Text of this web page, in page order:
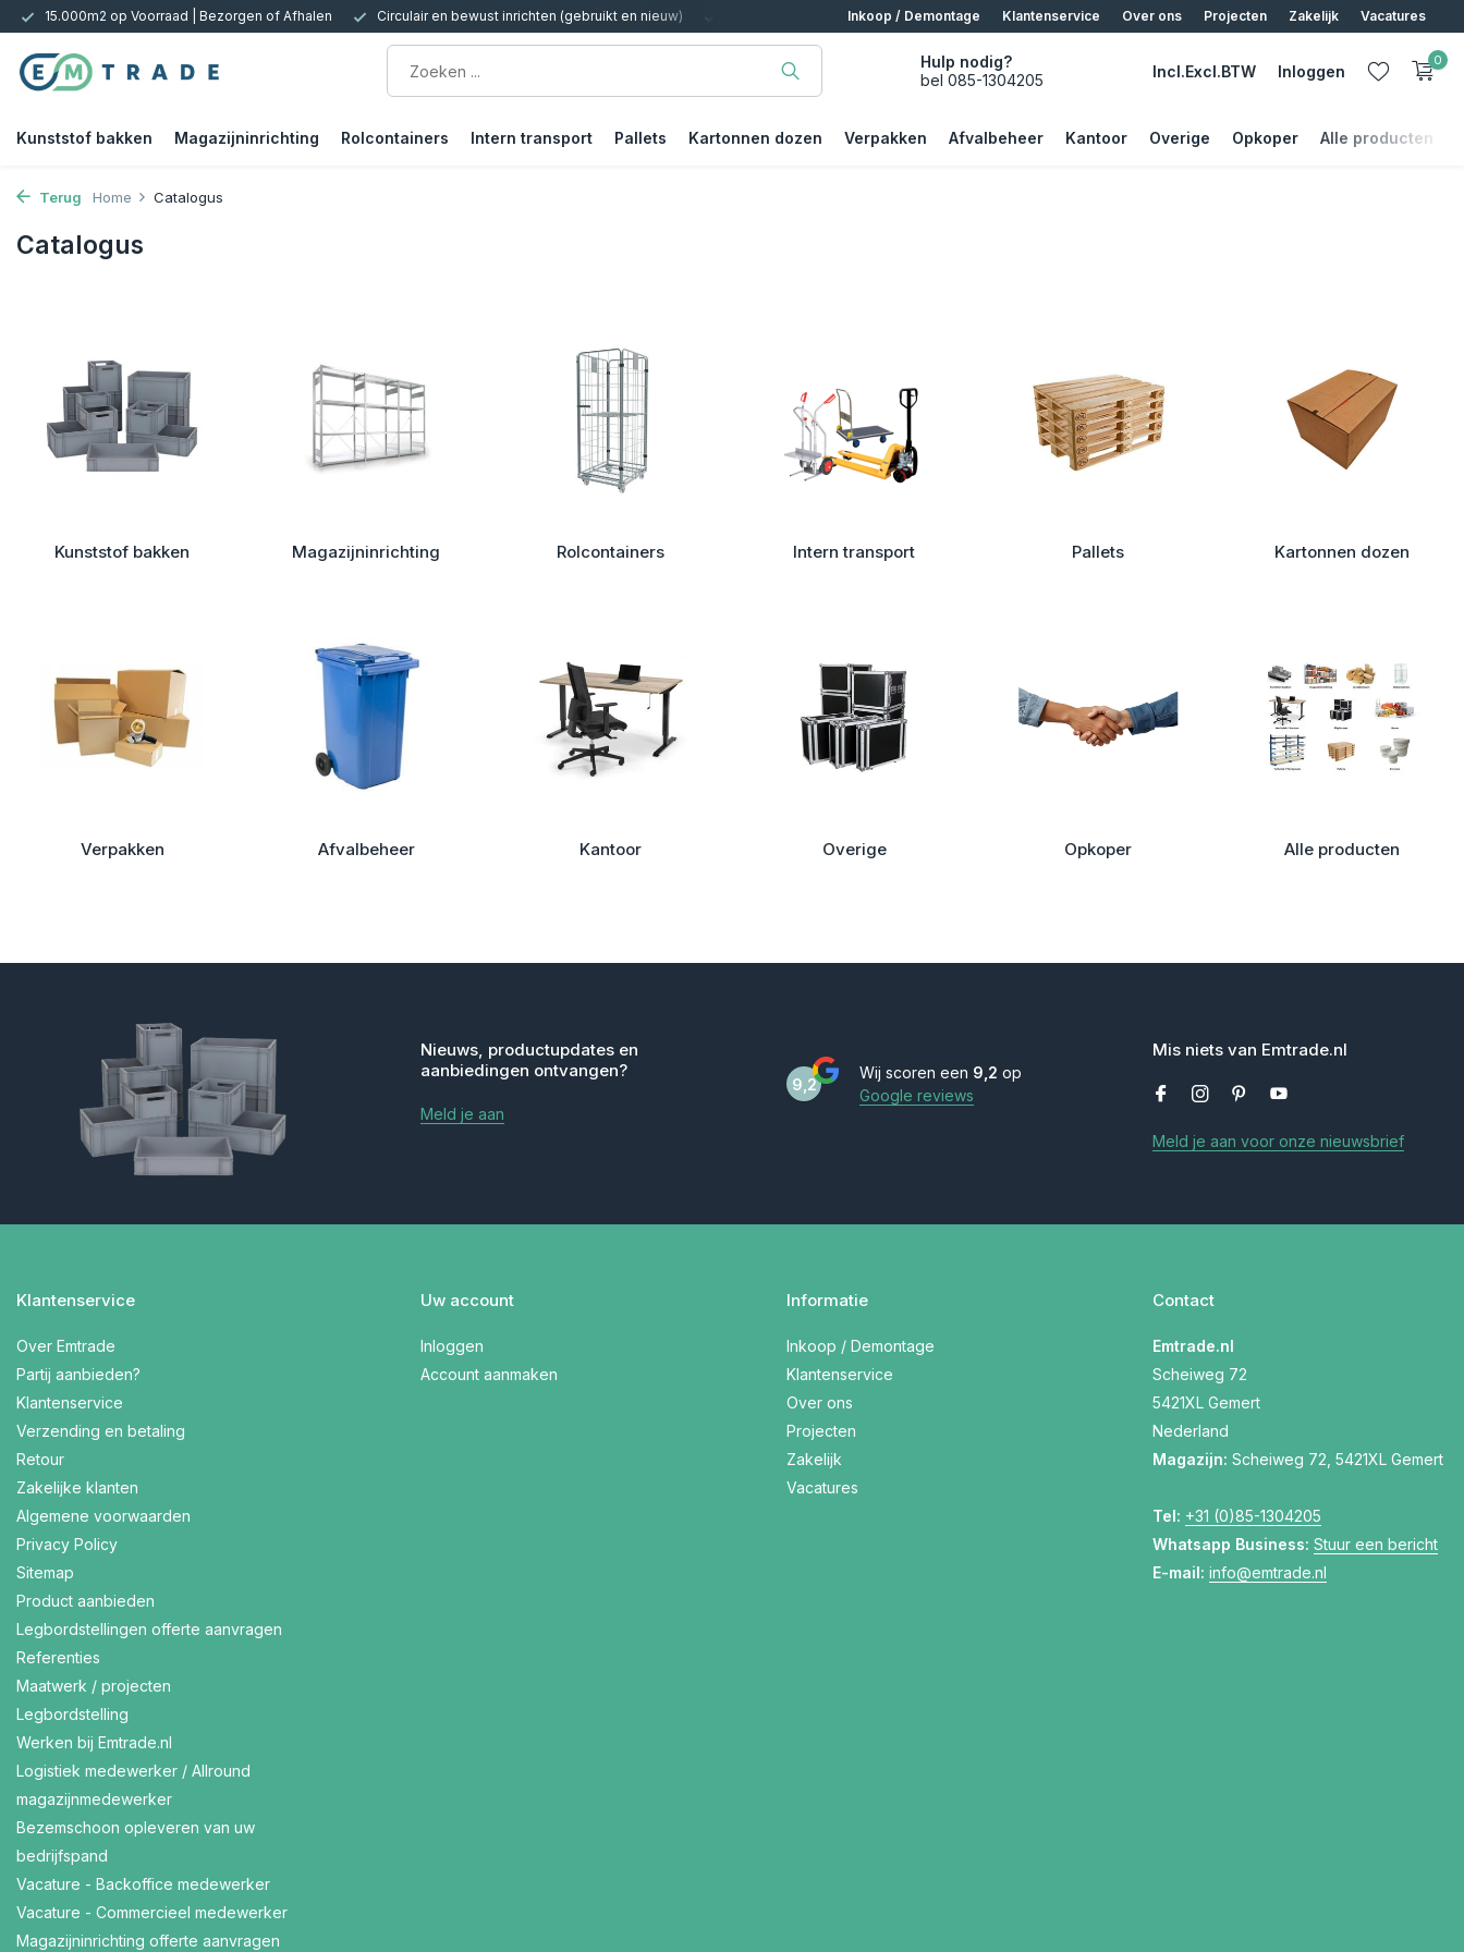
15.000m2 op Voorraad | Bezorgen of Afhalen Circulair en bewust inrichten (gebruikt en nieuw) Voor Magazijn, Kantoor, Bedrijf, Particulier
Inkoop / Demontage Klantenservice Over ons Projecten Zakelijk Vacatures
Hulp nodig?
bel 085-1304205
Incl.Excl.BTW Inloggen
0
Kunststof bakken Magazijninrichting Rolcontainers Intern transport Pallets Kartonnen dozen Verpakken Afvalbeheer Kantoor Overige Opkoper Alle producten
Terug Home Catalogus
Catalogus
Kunststof bakken Magazijninrichting Rolcontainers Intern transport Pallets Kartonnen dozen
Verpakken Afvalbeheer Kantoor Overige Opkoper Alle producten
Nieuws, productupdates en
aanbiedingen ontvangen?
Meld je aan
9,2
Wij scoren een 9,2 op
Google reviews
Mis niets van Emtrade.nl
Meld je aan voor onze nieuwsbrief
Klantenservice
Over Emtrade
Partij aanbieden?
Klantenservice
Verzending en betaling
Retour
Zakelijke klanten
Algemene voorwaarden
Privacy Policy
Sitemap
Product aanbieden
Legbordstellingen offerte aanvragen
Referenties
Maatwerk / projecten
Legbordstelling
Werken bij Emtrade.nl
Logistiek medewerker / Allround
magazijnmedewerker
Bezemschoon opleveren van uw
bedrijfspand
Vacature - Backoffice medewerker
Vacature - Commercieel medewerker
Magazijninrichting offerte aanvragen
Uw account
Inloggen
Account aanmaken
Informatie
Inkoop / Demontage
Klantenservice
Over ons
Projecten
Zakelijk
Vacatures
Contact
Emtrade.nl
Scheiweg 72
5421XL Gemert
Nederland
Magazijn: Scheiweg 72, 5421XL Gemert
Tel: +31 (0)85-1304205
Whatsapp Business: Stuur een bericht
E-mail: info@emtrade.nl